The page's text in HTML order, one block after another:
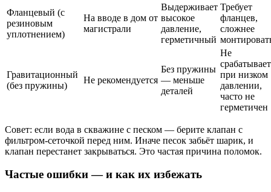
Фланцевый (с
резиновым
уплотнением)
На вводе в дом от
магистрали
Выдерживает
высокое
давление,
герметичный
Требует
фланцев,
сложнее
Гравитационный
(без пружины)
Не рекомендуется
Без пружины
— меньше
деталей
Не
срабатывает
при низком
давлении,
часто не
герметичен
Совет: если вода в скважине с песком — берите клапан с
фильтром-сеточкой перед ним. Иначе песок забьёт шарик, и
клапан перестанет закрываться. Это частая причина поломок.
Частые ошибки — и как их избежать